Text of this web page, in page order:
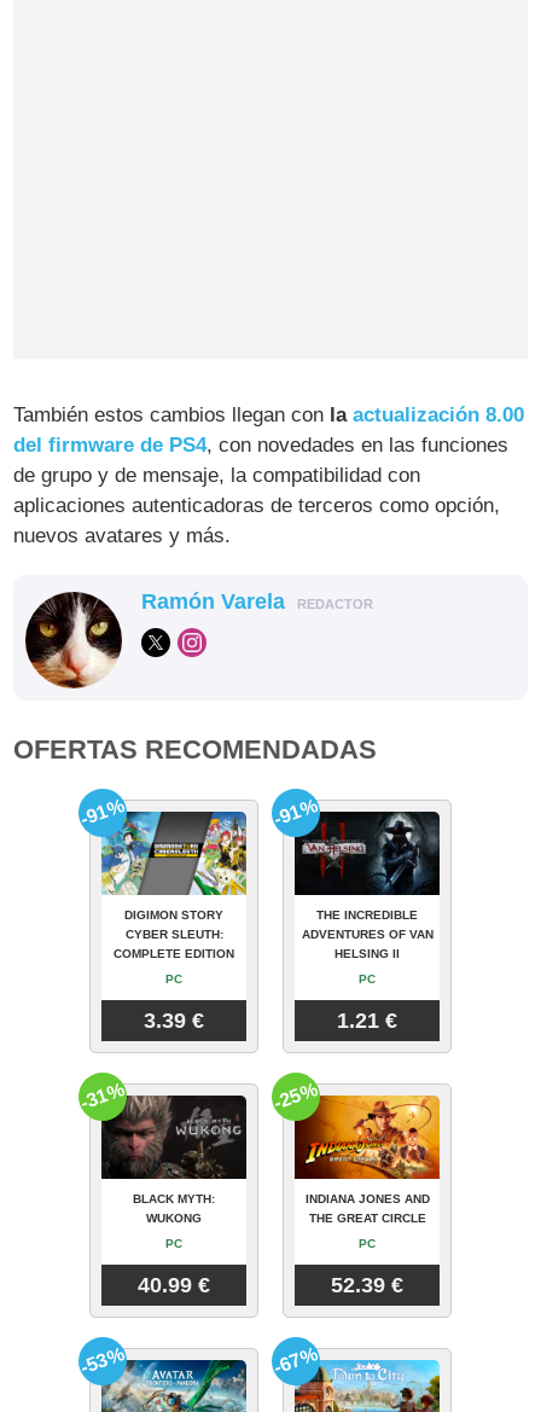
También estos cambios llegan con laactualización 8.00
del firmware de PS4, con novedades en las funciones
de grupo y de mensaje, la compatibilidad con
aplicaciones autenticadoras de terceros como opción,
nuevos avatares y más.
Ramón Varela REDACTOR
OFERTAS RECOMENDADAS
DIGIMON STORY
CYBER SLEUTH:
COMPLETE EDITION
PC
3.39 €
-91%
THE INCREDIBLE
ADVENTURES OF VAN
HELSING II
PC
1.21 €
-91%
BLACK MYTH:
WUKONG
PC
40.99 €
-31%
INDIANA JONES AND
THE GREAT CIRCLE
PC
52.39 €
-25%
-53% -67%